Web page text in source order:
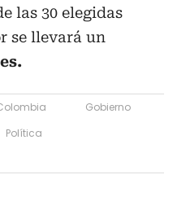
las 30 elegidas
se llevará un
Gobierno
Política